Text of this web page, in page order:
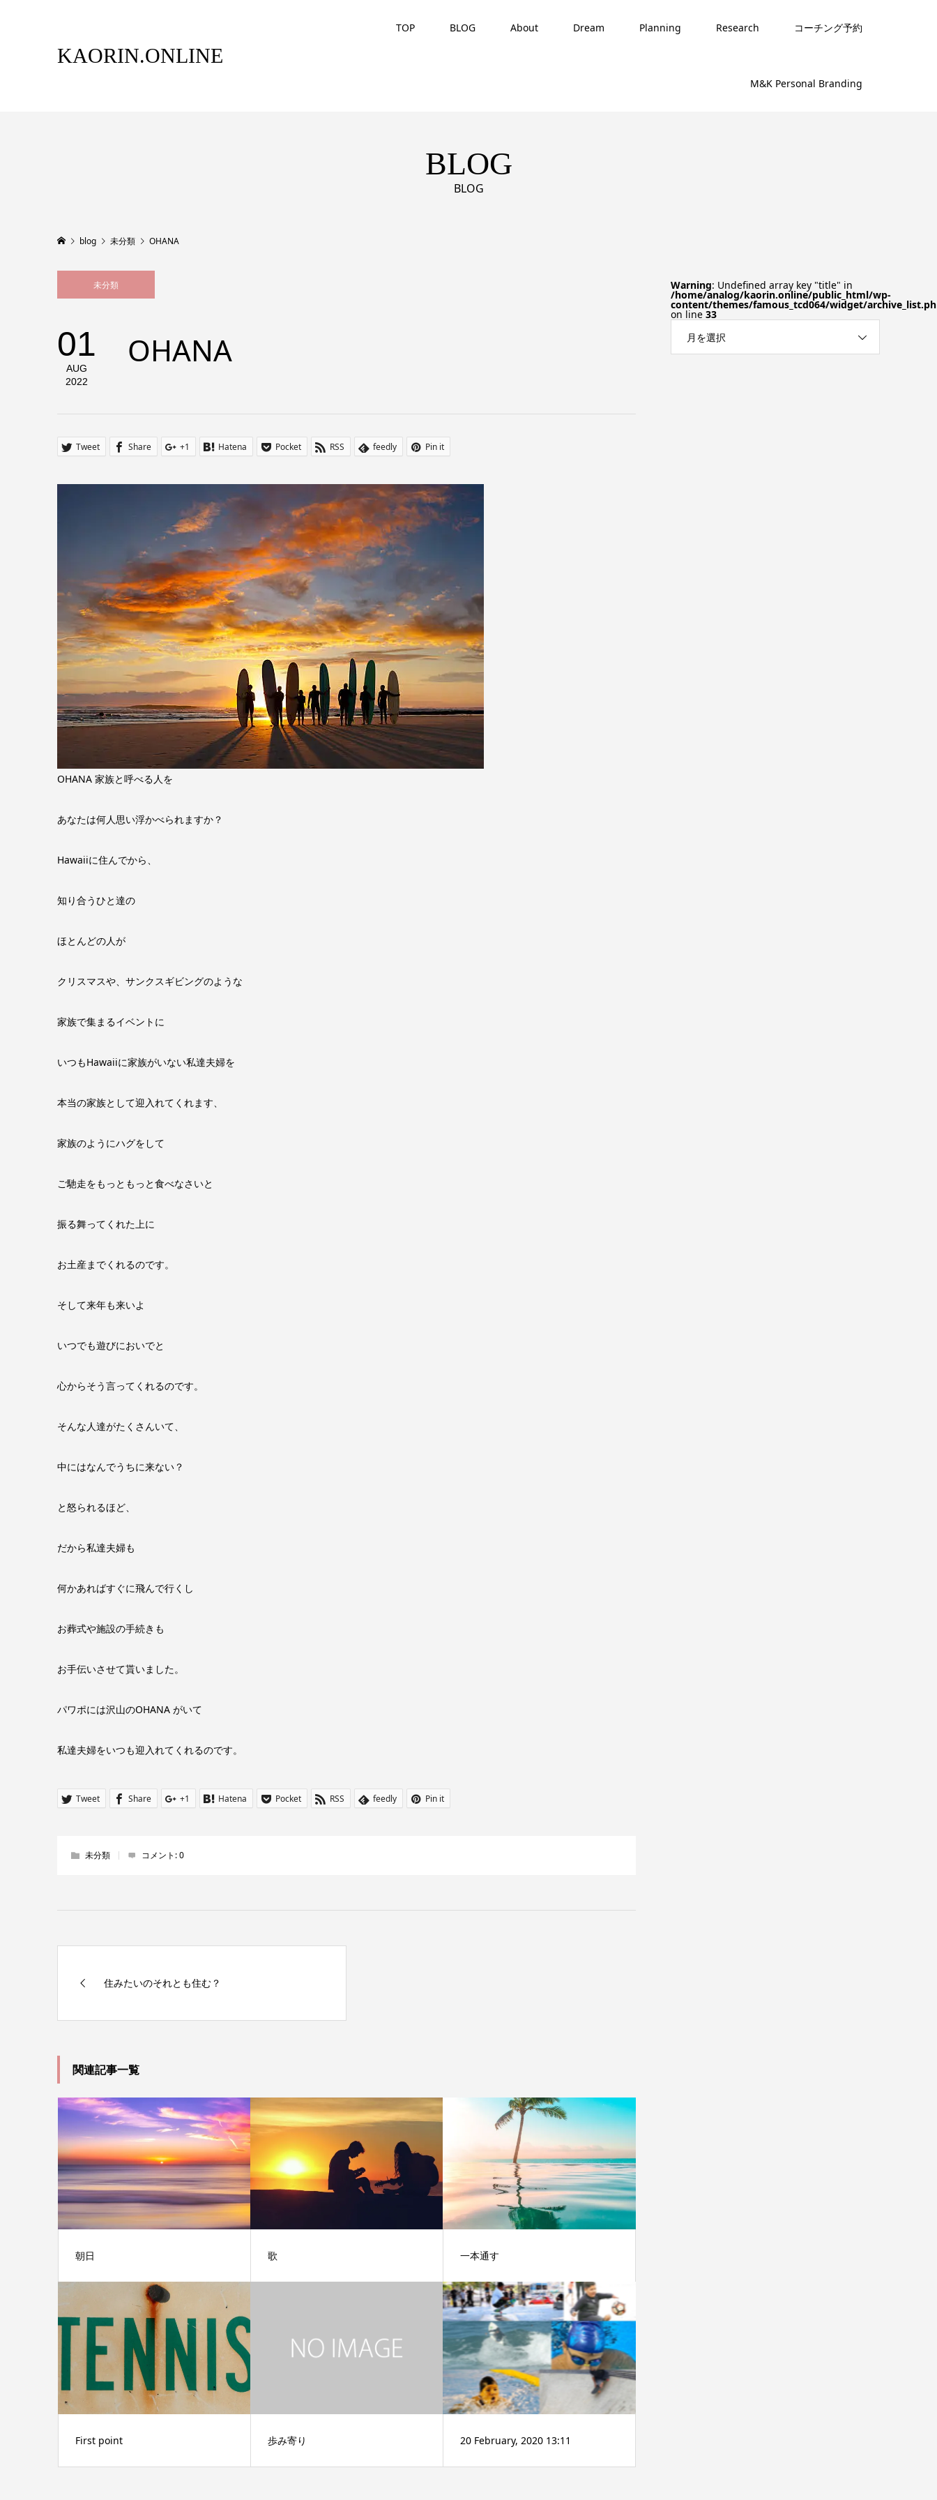
KAORIN.ONLINE
TOP BLOG About Dream Planning Research コーチング予約
M&K Personal Branding
BLOG
BLOG
blog 未分類 OHANA
未分類
01
AUG
2022
OHANA
Tweet Share +1 Hatena Pocket RSS feedly Pin it
OHANA 家族と呼べる人を
あなたは何人思い浮かべられますか？
Hawaiiに住んでから、
知り合うひと達の
ほとんどの人が
クリスマスや、サンクスギビングのような
家族で集まるイベントに
いつもHawaiiに家族がいない私達夫婦を
本当の家族として迎入れてくれます、
家族のようにハグをして
ご馳走をもっともっと食べなさいと
振る舞ってくれた上に
お土産までくれるのです。
そして来年も来いよ
いつでも遊びにおいでと
心からそう言ってくれるのです。
そんな人達がたくさんいて、
中にはなんでうちに来ない？
と怒られるほど、
だから私達夫婦も
何かあればすぐに飛んで行くし
お葬式や施設の手続きも
お手伝いさせて貰いました。
パワポには沢山のOHANA がいて
私達夫婦をいつも迎入れてくれるのです。
Tweet Share +1 Hatena Pocket RSS feedly Pin it
未分類 コメント:0
住みたいのそれとも住む？
関連記事一覧
朝日 歌 一本通す
First point 歩み寄り 20 February, 2020 13:11
Warning: Undefined array key "title" in
/home/analog/kaorin.online/public_html/wp-
content/themes/famous_tcd064/widget/
on line 33
月を選択